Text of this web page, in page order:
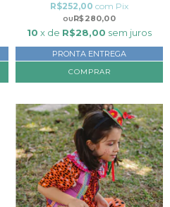
R$280,00
R$252,00 com Pix
10 x de R$28,00 sem juros
PRONTA ENTREGA
COMPRAR